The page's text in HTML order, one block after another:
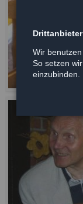
Wir
So setzen
einzubinden.